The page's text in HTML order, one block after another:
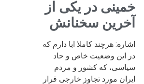
خمینی در یکی از
آخرین سخنانش
اشاره: هرچند کاملا ابا دارم که
در این وضعیت خاص و حاد
سیاسی، که کشور و مردم
ایران مورد تجاوز خارجی قرار